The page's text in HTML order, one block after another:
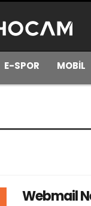
E-SPOR MOBİL
Webmail